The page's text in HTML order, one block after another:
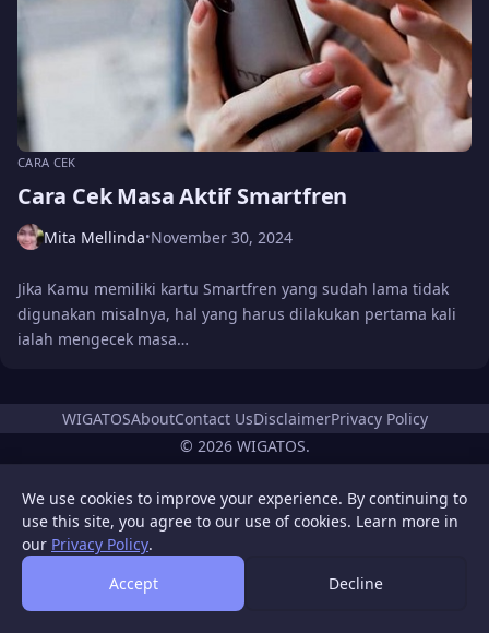
CARA CEK
Cara Cek Masa Aktif Smartfren
Mita Mellinda•November 30, 2024
Jika Kamu memiliki kartu Smartfren yang sudah lama tidak
digunakan misalnya, hal yang harus dilakukan pertama kali
ialah mengecek masa…
WIGATOSAboutContact UsDisclaimerPrivacy Policy
© 2026 WIGATOS.
We use cookies to improve your experience. By continuing to
use this site, you agree to our use of cookies. Learn more in
our Privacy Policy.
Accept
Decline